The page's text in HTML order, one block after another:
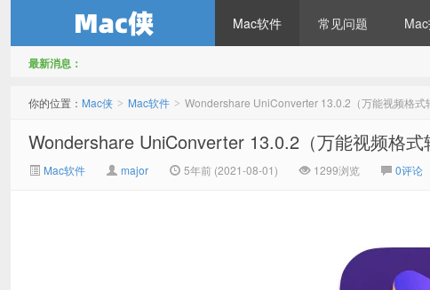
Mac软件 常见问题
最新消息：
你的位置： Mac侠 > Mac软件 > Wondershare UniConverter 13.0.2（万能视频格式
Wondershare UniConverter 13.0.2（万能视频格
Mac软件 major 5年前 (2021-08-01) 1299浏览 0评论